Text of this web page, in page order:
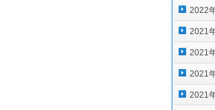
2022
2021
2021
2021
2021